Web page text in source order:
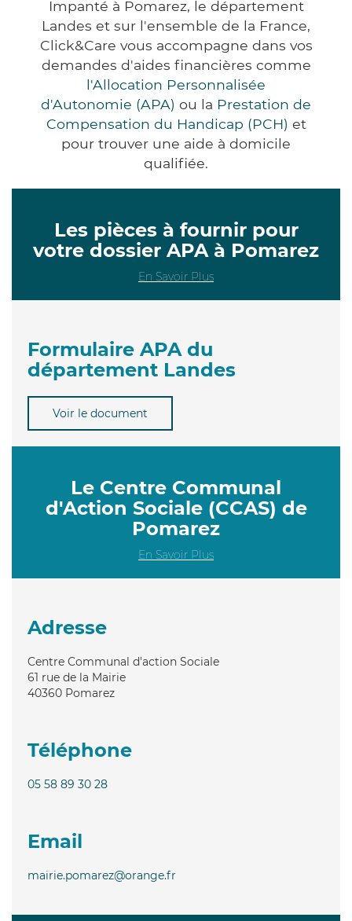
Impanté à Pomarez, le département
Landes et sur l'ensemble de la France,
Click&Care vous accompagne dans vos
demandes d'aides financières comme
l'Allocation Personnalisée
d'Autonomie (APA) ou la Prestation de
Compensation du Handicap (PCH) et
pour trouver une aide à domicile
qualifiée.
Les pièces à fournir pour
votre dossier APA à Pomarez
En Savoir Plus
Formulaire APA du
département Landes
Voir le document
Le Centre Communal
d'Action Sociale (CCAS) de
Pomarez
En Savoir Plus
Adresse
Centre Communal d'action Sociale
61 rue de la Mairie
40360 Pomarez
Téléphone
05 58 89 30 28
Email
mairie.pomarez@orange.fr